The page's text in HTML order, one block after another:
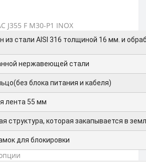
J355 F M30-P1 INOX
из стали AISI 316 толщиной 16 мм. и
нержавеющей стали
блока питания и кабеля)
лента 55 мм
структура, которая закапывается в
для блокировки